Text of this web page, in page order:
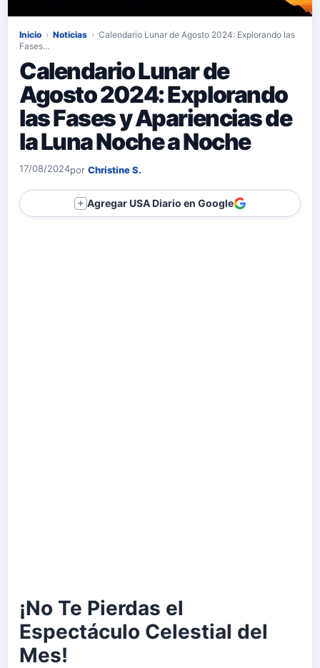
Inicio › Noticias › Calendario Lunar de Agosto 2024: Explorando las
Fases…
Calendario Lunar de
Agosto 2024: Explorando
las Fases y Apariencias de
la Luna Noche a Noche
17/08/2024por Christine S.
＋ Agregar USA Diario en Google
¡No Te Pierdas el
Espectáculo Celestial del
Mes!